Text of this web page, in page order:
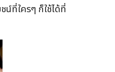
น์ที่ใครๆ ก็ใช้ได้ที่